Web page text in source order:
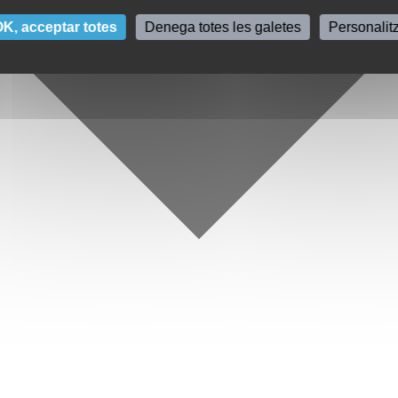
acceptar totes Denega totes les galetes